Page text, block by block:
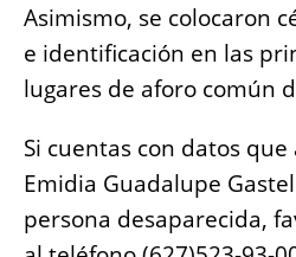
Asimismo, se colocaron
e identificación en las
lugares de aforo común
Si cuentas con datos
Emidia Guadalupe
persona desaparecida,